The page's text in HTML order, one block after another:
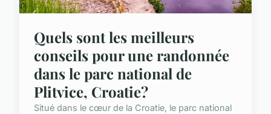
Quels sont les meilleurs
conseils pour une randonnée
dans le parc national de
Plitvice, Croatie?
Situé dans le cœur de la Croatie, le parc national